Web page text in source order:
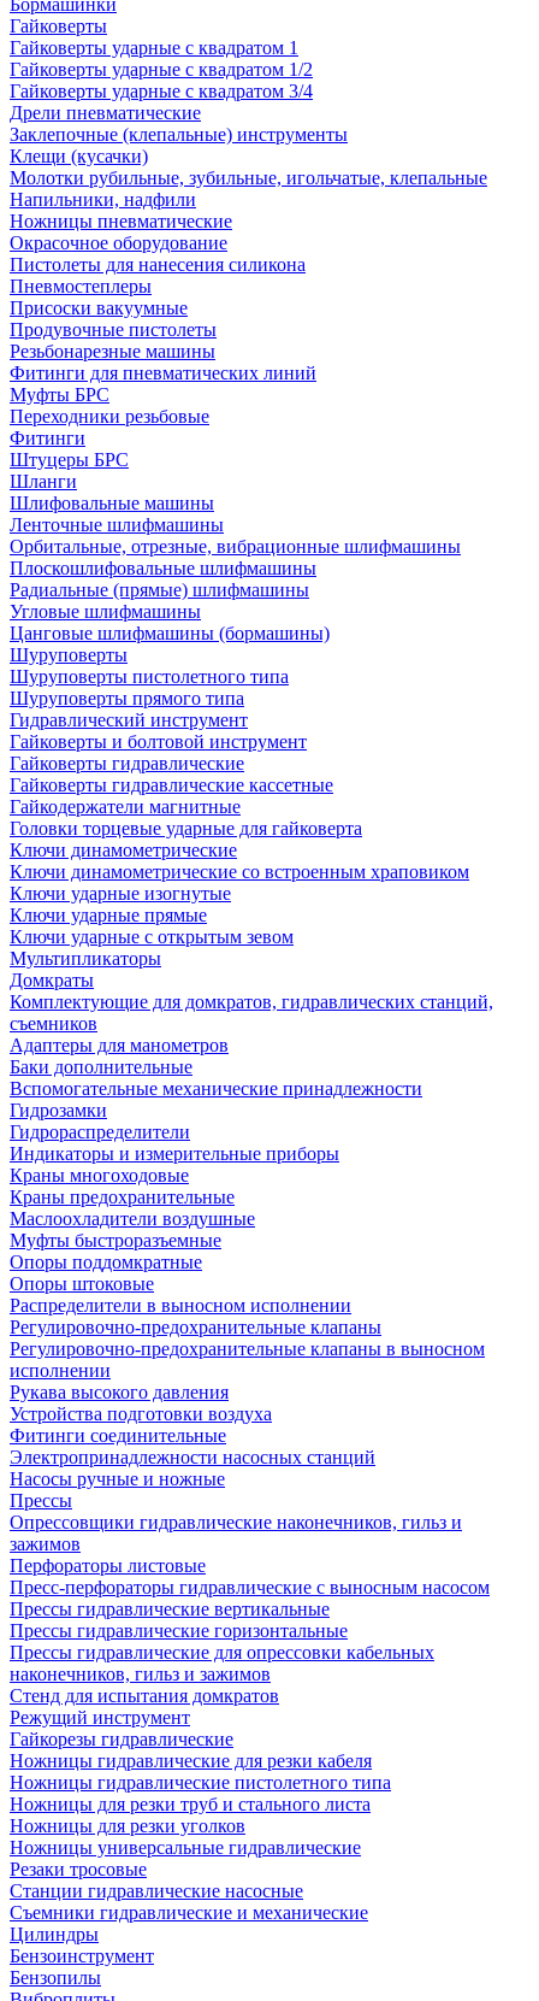
Бормашинки
Гайковерты
Гайковерты ударные с квадратом 1
Гайковерты ударные с квадратом 1/2
Гайковерты ударные с квадратом 3/4
Дрели пневматические
Заклепочные (клепальные) инструменты
Клещи (кусачки)
Молотки рубильные, зубильные, игольчатые, клепальные
Напильники, надфили
Ножницы пневматические
Окрасочное оборудование
Пистолеты для нанесения силикона
Пневмостеплеры
Присоски вакуумные
Продувочные пистолеты
Резьбонарезные машины
Фитинги для пневматических линий
Муфты БРС
Переходники резьбовые
Фитинги
Штуцеры БРС
Шланги
Шлифовальные машины
Ленточные шлифмашины
Орбитальные, отрезные, вибрационные шлифмашины
Плоскошлифовальные шлифмашины
Радиальные (прямые) шлифмашины
Угловые шлифмашины
Цанговые шлифмашины (бормашины)
Шуруповерты
Шуруповерты пистолетного типа
Шуруповерты прямого типа
Гидравлический инструмент
Гайковерты и болтовой инструмент
Гайковерты гидравлические
Гайковерты гидравлические кассетные
Гайкодержатели магнитные
Головки торцевые ударные для гайковерта
Ключи динамометрические
Ключи динамометрические со встроенным храповиком
Ключи ударные изогнутые
Ключи ударные прямые
Ключи ударные с открытым зевом
Мультипликаторы
Домкраты
Комплектующие для домкратов, гидравлических станций,
съемников
Адаптеры для манометров
Баки дополнительные
Вспомогательные механические принадлежности
Гидрозамки
Гидрораспределители
Индикаторы и измерительные приборы
Краны многоходовые
Краны предохранительные
Маслоохладители воздушные
Муфты быстроразъемные
Опоры поддомкратные
Опоры штоковые
Распределители в выносном исполнении
Регулировочно-предохранительные клапаны
Регулировочно-предохранительные клапаны в выносном
исполнении
Рукава высокого давления
Устройства подготовки воздуха
Фитинги соединительные
Электропринадлежности насосных станций
Насосы ручные и ножные
Прессы
Опрессовщики гидравлические наконечников, гильз и
зажимов
Перфораторы листовые
Пресс-перфораторы гидравлические с выносным насосом
Прессы гидравлические вертикальные
Прессы гидравлические горизонтальные
Прессы гидравлические для опрессовки кабельных
наконечников, гильз и зажимов
Стенд для испытания домкратов
Режущий инструмент
Гайкорезы гидравлические
Ножницы гидравлические для резки кабеля
Ножницы гидравлические пистолетного типа
Ножницы для резки труб и стального листа
Ножницы для резки уголков
Ножницы универсальные гидравлические
Резаки тросовые
Станции гидравлические насосные
Съемники гидравлические и механические
Цилиндры
Бензоинструмент
Бензопилы